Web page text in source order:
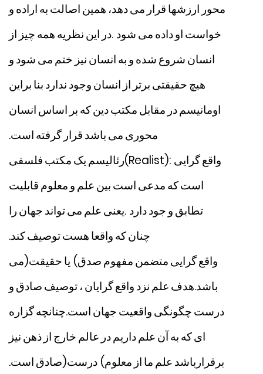
محور ارزشهاقرار میدهد، همیناصالتبهارادهو
خواستاودادهمیشود .در ایننظریههمهچیز از
انسانشروعشدهوبهانساننیز ختممیشودو
هیچحقیقتیبرتر از انسانوجودنداردبنابراین
اومانیسمدر مقابلمکتبدینکهبر اساسانسان
محوریمیباشدقرار گرفتهاست.
واقعگرایی (Realist):رئالیسمیکمکتبفلسفی
استکهمدعیاستبینعلمومعلومقابلیت
تطابقوجوددارد .یعنیعلممیتواندجهانرا
چنانکهواقعاهستتوصیفکند.
واقعگراییمتضمنمفهومصدق( یاحقیقت)می
باشد.هدفعلمنزدواقعگرایان،توصیفصادقو
درستچگونگیواقعیتجهاناست.چنانچهگزاره
ایکهبهآنعلمداریمدر عالمخارجاز ذهننیز
برقرارباشدعلممااز معلوم( درست)صادقاست.